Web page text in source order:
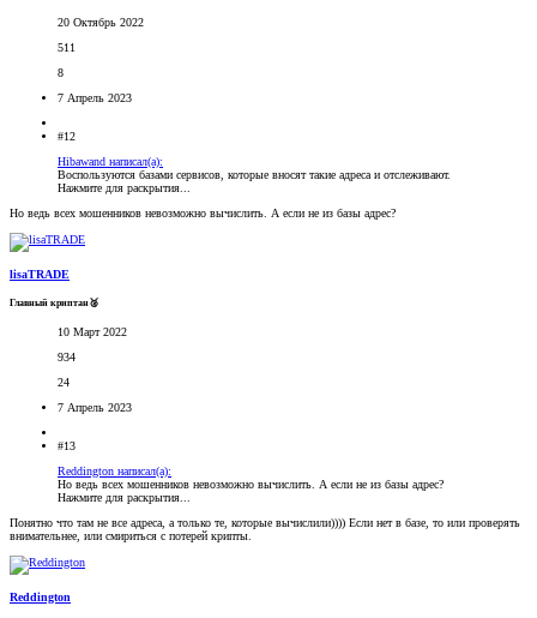
20 Октябрь 2022
511
8
7 Апрель 2023
#12
Hibawand написал(а):
Воспользуются базами сервисов, которые вносят такие адреса и отслеживают.
Нажмите для раскрытия...
Но ведь всех мошенников невозможно вычислить. А если не из базы адрес?
lisaTRADE
Главный криптан🥈
10 Март 2022
934
24
7 Апрель 2023
#13
Reddington написал(а):
Но ведь всех мошенников невозможно вычислить. А если не из базы адрес?
Нажмите для раскрытия...
Понятно что там не все адреса, а только те, которые вычислили)))) Если нет в базе, то или проверять
внимательнее, или смириться с потерей крипты.
Reddington